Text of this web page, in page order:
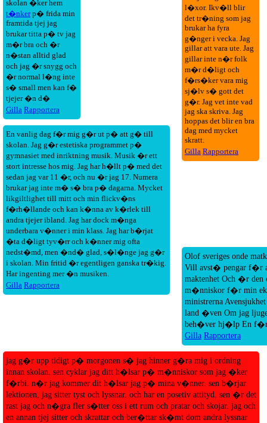
l�xor. Ikv�ll blir
det tr�ning som jag
brukar ha fyra
g�nger i vecka. Jag
gillar att vara ute. Jag
gillar inte n�r folk
m�r d�ligt och
f�rs�ker vara mig
sj�lv s� gott det
g�r. Jag vet inte vad
jag ska skriva. Jag
hoppas det blir en bra
dag med mycket
skratt.
Gilla Rapportera
skolan �ker hem
t�nkerp� frida min
framtida tjej jag
brukar titta p� tv jag
m�r bra och �r
n�stan alltid glad
och jag �r snygg och
�r normal l�ng inte
s� small men kan f�
tjejer �n d�
Gilla Rapportera
En vanlig dag f�r mig g�r ut p� att g� till
skolan. Jag g�r estetiska programmet p�
gymnasiet med inriktning musik. Musik �r ett
stort intresse hos mig. Jag har h�llt p� med det
sedan jag var 11 �r, och nu �r jag 17. Numera
brukar jag inte m� s� bra p� dagarna. Mycket
likgiltlighet till mitt och min flickv�ns
f�rh�llande och kan k�nna av k�rlek till
andra tjejer ibland. Jag har dock m�nga
underbara v�nner i min klass. Jag har b�rjat
�ta d�ligt tyv�rr och k�nner mig ofta
nedst�md, men �nd� glad, s�l�nge jag g�r
i skolan. Min fritid �r egentligen ganska tr�kig.
Har ingenting mer �n musiken.
Gilla Rapportera
Olof sveriges onde
Vill avst� pengar f�r
maktenhet Och �r den
m�nniskor f�r min
ministrerna
land �ven Om jag
beh�ver hj�lp En
Gilla Rapportera
jag g�r upp tidigt p� morgonen s� jag hinner g�ra mig i ordning
innan skolan. sen cyklar jag ditt h�lsar p� m�nniskor som jag �ker
f�rbi. n�r jag kommer dit h�lsar jag p� mina v�nner. sen b�rjar
lektionen, jag sitter tyst och lyssnar. och har en posetiv attityd. sen �r det
rast jag och n�gra fler s�tter oss i ett rum och pratar och skojar. jag och
en annan tjej sitter och skrattar och ber�ttar sk�mt dom andra lyssnar